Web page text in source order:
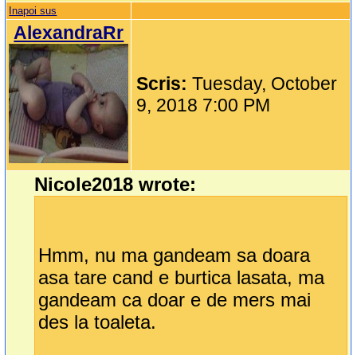
Inapoi sus
AlexandraRr
Scris:Tuesday, October
9, 2018 7:00 PM
Nicole2018 wrote:
Hmm, nu ma gandeam sa doara
asa tare cand e burtica lasata, ma
gandeam ca doar e de mers mai
des la toaleta.